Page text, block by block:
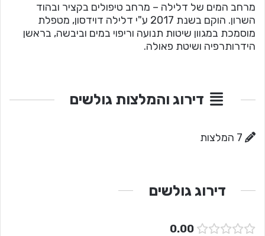
מרחב המים של דלילה – מרחב טיפולים בקציר ובהוד
השרון. הוקם בשנת 2017 ע"י דלילה דוידסון, מטפלת
מוסמכת במגוון שיטות תנועה וריפוי במים וביבשה, בראשן
הידרותרפיה ושיטת פאולה.
דירוג והמלצות גולשים
דירוג גולשים
0.00